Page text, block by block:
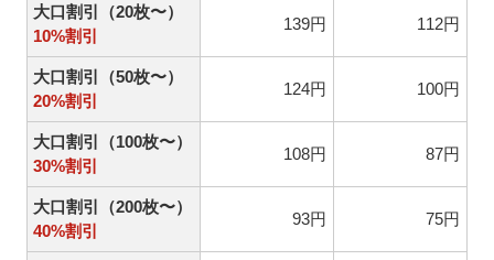
大口割引（20枚〜）
10%割引
139円 112円
大口割引（50枚〜）
20%割引
124円 100円
大口割引（100枚〜）
30%割引
108円 87円
大口割引（200枚〜）
40%割引
93円 75円